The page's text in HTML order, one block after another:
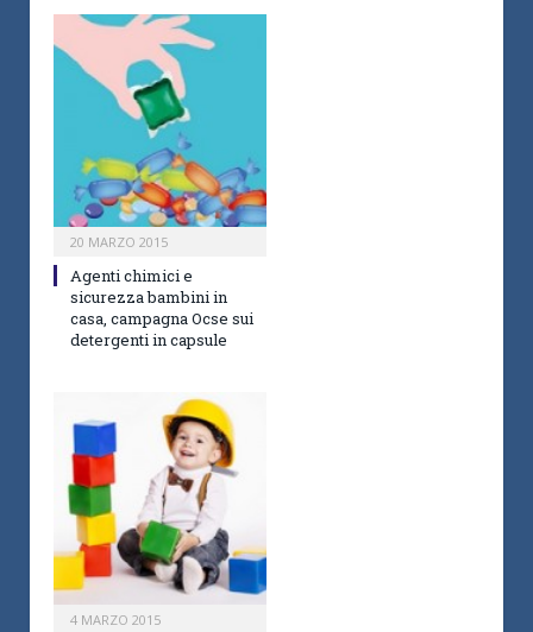
20 MARZO 2015
Agenti chimici e
sicurezza bambini in
casa, campagna Ocse sui
detergenti in capsule
4 MARZO 2015